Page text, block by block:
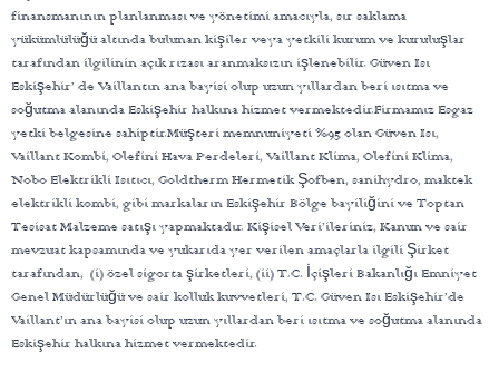
finansmanının planlanması ve yönetimi amacıyla, sır saklama
yükümlülüğü altında bulunan kişiler veya yetkili kurum ve kuruluşlar
tarafından ilgilinin açık rızası aranmaksızın işlenebilir. Güven Isı
Eskişehir’ de Vaillantın ana bayisi olup uzun yıllardan beri ısıtma ve
soğutma alanında Eskişehir halkına hizmet vermektedir.Firmamız Esgaz
yetki belgesine sahiptir.Müşteri memnuniyeti %95 olan Güven Isı,
Vaillant Kombi, Olefini Hava Perdeleri, Vaillant Klima, Olefini Klima,
Nobo Elektrikli Isıtıcı, Goldtherm Hermetik Şofben, sanihydro, maktek
elektrikli kombi, gibi markaların Eskişehir Bölge bayiliğini ve Toptan
Tesisat Malzeme satışı yapmaktadır. Kişisel Veri’ileriniz, Kanun ve sair
mevzuat kapsamında ve yukarıda yer verilen amaçlarla ilgili Şirket
tarafından, (i) özel sigorta şirketleri, (ii) T.C. İçişleri Bakanlığı Emniyet
Genel Müdürlüğü ve sair kolluk kuvvetleri, T.C. Güven Isı Eskişehir’de
Vaillant’ın ana bayisi olup uzun yıllardan beri ısıtma ve soğutma alanında
Eskişehir halkına hizmet vermektedir.